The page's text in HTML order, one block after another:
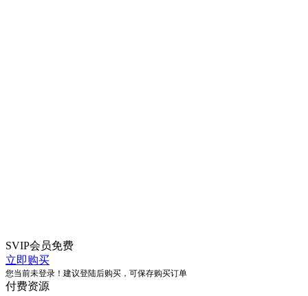
SVIP会员免费
立即购买
您当前未登录！建议登陆后购买，可保存购买订单
付费资源